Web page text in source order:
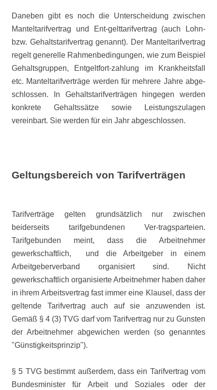
Daneben gibt es noch die Unterscheidung zwischen
Manteltarifvertrag und Ent-gelttarifvertrag (auch Lohn-
bzw. Gehaltstarifvertrag genannt). Der Manteltarifvertrag
regelt generelle Rahmenbedingungen, wie zum Beispiel
Gehaltsgruppen, Entgeltfort-zahlung im Krankheitsfall
etc. Manteltarifverträge werden für mehrere Jahre abge-
schlossen. In Gehaltstarifverträgen hingegen werden
konkrete Gehaltssätze sowie Leistungszulagen
vereinbart. Sie werden für ein Jahr abgeschlossen.
Geltungsbereich von Tarifverträgen
Tarifverträge gelten grundsätzlich nur zwischen
beiderseits tarifgebundenen Ver-tragsparteien.
Tarifgebunden meint, dass die Arbeitnehmer
gewerkschaftlich,
und die Arbeitgeber in einem
Arbeitgeberverband organisiert sind. Nicht
gewerkschaftlich organisierte Arbeitnehmer haben daher
in ihrem Arbeitsvertrag fast immer eine Klausel, dass der
geltende Tarifvertrag auch auf sie anzuwenden ist.
Gemäß § 4 (3) TVG darf vom Tarifvertrag nur zu Gunsten
der Arbeitnehmer abgewichen werden (so genanntes
"Günstigkeitsprinzip").
§ 5 TVG bestimmt außerdem, dass ein Tarifvertrag vom
Bundesminister für Arbeit und Soziales oder der